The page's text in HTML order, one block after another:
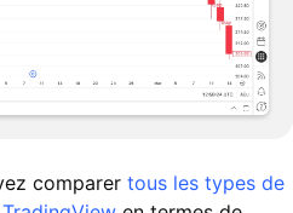
comparer tous les types de